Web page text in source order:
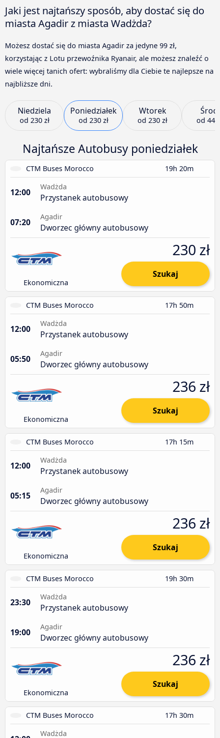
Jaki jest najtańszy sposób, aby dostać się do
miasta Agadir z miasta Wadżda?
Możesz dostać się do miasta Agadir za jedyne 99 zł,
korzystając z Lotu przewoźnika Ryanair, ale możesz znaleźć o
wiele więcej tanich ofert: wybraliśmy dla Ciebie te najlepsze na
najbliższe dni.
Niedziela
od 230 zł
Poniedziałek
od 230 zł
Wtorek
od 230 zł od 447
Najtańsze Autobusy poniedziałek
CTM Buses Morocco 19h 20m
12:00
Wadżda
Przystanek autobusowy
07:20
Agadir
Dworzec główny autobusowy
Ekonomiczna
230 zł
Szukaj
CTM Buses Morocco 17h 50m
12:00
Wadżda
Przystanek autobusowy
05:50
Agadir
Dworzec główny autobusowy
Ekonomiczna
236 zł
Szukaj
CTM Buses Morocco 17h 15m
12:00
Wadżda
Przystanek autobusowy
05:15
Agadir
Dworzec główny autobusowy
Ekonomiczna
236 zł
Szukaj
CTM Buses Morocco 19h 30m
23:30
Wadżda
Przystanek autobusowy
19:00
Agadir
Dworzec główny autobusowy
Ekonomiczna
236 zł
Szukaj
CTM Buses Morocco 17h 30m
Wadżda